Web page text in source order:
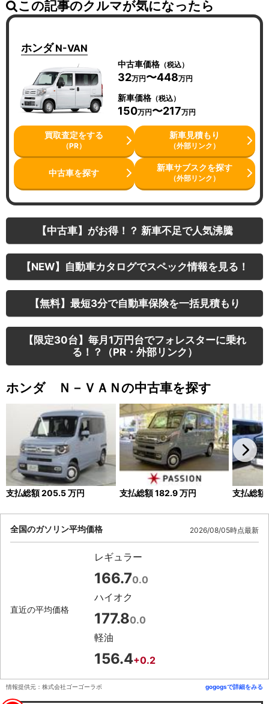
この記事のクルマが気になったら
ホンダ N-VAN
中古車価格（税込）
32万円〜448万円
新車価格（税込）
150万円〜217万円
買取査定をする
（PR）
新車見積もり
（外部リンク）
中古車を探す 新車サブスクを探す
（外部リンク）
【中古車】がお得！？ 新車不足で人気沸騰
【NEW】自動車カタログでスペック情報を見る！
【無料】最短3分で自動車保険を一括見積もり
【限定30台】毎月1万円台でフォレスターに乗れ
る！？（PR・外部リンク）
ホンダ Ｎ－ＶＡＮの中古車を探す
支払総額205.5万円 支払総額182.9万円 支払総額
全国のガソリン平均価格 2026/08/05時点最新
直近の平均価格
レギュラー
166.70.0
ハイオク
177.80.0
軽油
156.4+0.2
情報提供元：株式会社ゴーゴーラボ gogogsで詳細をみる